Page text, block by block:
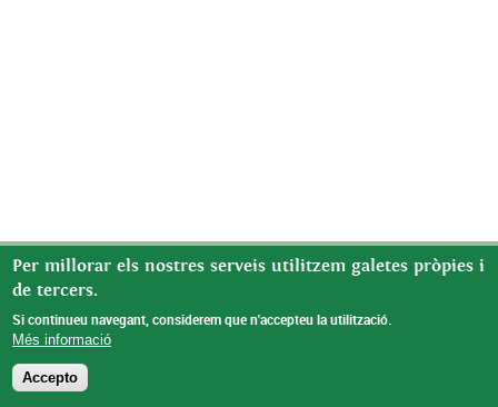
Per millorar els nostres serveis utilitzem galetes pròpies i
de tercers.
Si continueu navegant, considerem que n'accepteu la utilització.
Més informació
Accepto